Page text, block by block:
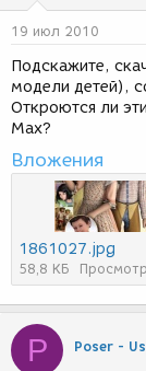
м
ы
19 июл 2010
Подскажите,
модели детей),
Откроются ли
Max?
Вложения
1861027.jpg
58,8 КБ
P Poser -